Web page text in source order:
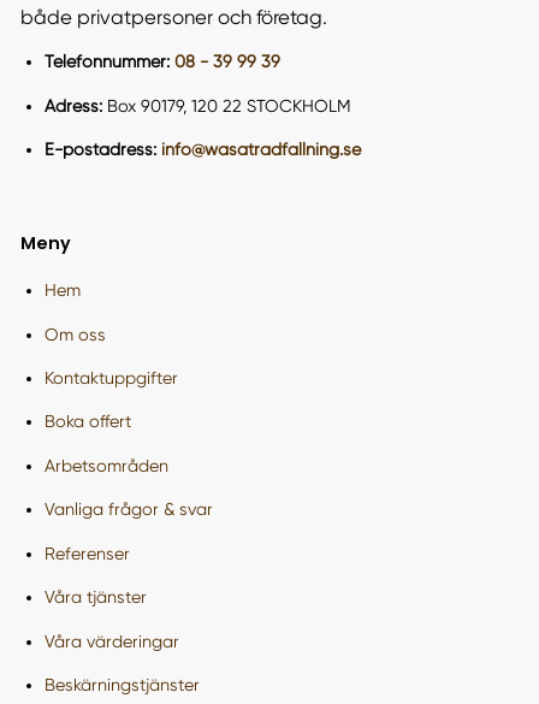
både privatpersoner och företag​.
Telefonnummer: 08 - 39 99 39
Adress: Box 90179, 120 22 STOCKHOLM
E-postadress: info@wasatradfallning.se
Meny
Hem
Om oss
Kontaktuppgifter
Boka offert
Arbetsområden
Vanliga frågor & svar
Referenser
Våra tjänster
Våra värderingar
Beskärningstjänster